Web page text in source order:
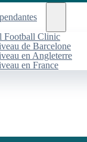
Football Clinic
de Barcelone
en Angleterre
en France